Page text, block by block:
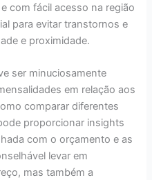
com fácil acesso na região
para evitar transtornos e
e proximidade.
ser minuciosamente
em relação aos
comparar diferentes
proporcionar insights
com o orçamento e as
levar em
mas também a